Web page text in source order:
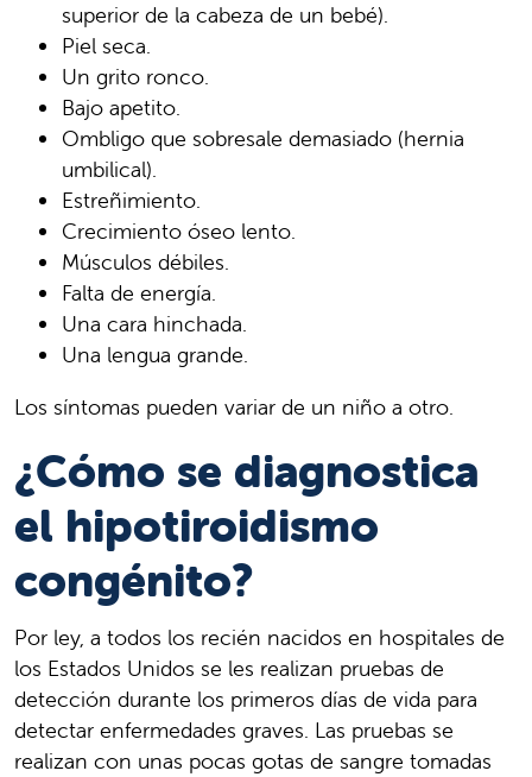
superior de la cabeza de un bebé).
Piel seca.
Un grito ronco.
Bajo apetito.
Ombligo que sobresale demasiado (hernia
umbilical).
Estreñimiento.
Crecimiento óseo lento.
Músculos débiles.
Falta de energía.
Una cara hinchada.
Una lengua grande.
Los síntomas pueden variar de un niño a otro.
¿Cómo se diagnostica
el hipotiroidismo
congénito?
Por ley, a todos los recién nacidos en hospitales de
los Estados Unidos se les realizan pruebas de
detección durante los primeros días de vida para
detectar enfermedades graves. Las pruebas se
realizan con unas pocas gotas de sangre tomadas